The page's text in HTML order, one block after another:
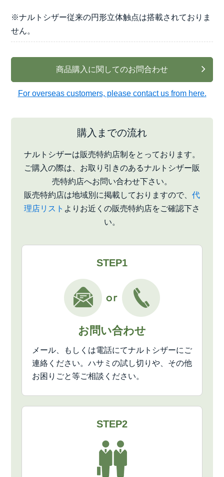
※ナルトシザー従来の円形立体触点は搭載されておりま
せん。
商品購入に関してのお問合わせ
For overseas customers, please contact us from here.
購入までの流れ
ナルトシザーは販売特約店制をとっております。
ご購入の際は、お取り引きのあるナルトシザー販
売特約店へお問い合わせ下さい。
販売特約店は地域別に掲載しておりますので、 代
理店リスト よりお近くの販売特約店をご確認下さ
い。
STEP1
お問い合わせ
メール、もしくは電話にてナルトシザーにご
連絡ください。ハサミの試し切りや、その他
お困りごと等ご相談ください。
STEP2